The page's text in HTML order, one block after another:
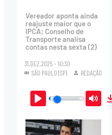
Vereador aponta ainda
reajuste maior que o
IPCA; Conselho de
Transporte analisa
contas nesta sexta (2)
31.DEZ.2025 - 10:30
SÃO PAULO (SP)
REDAÇÃO
Play Mute